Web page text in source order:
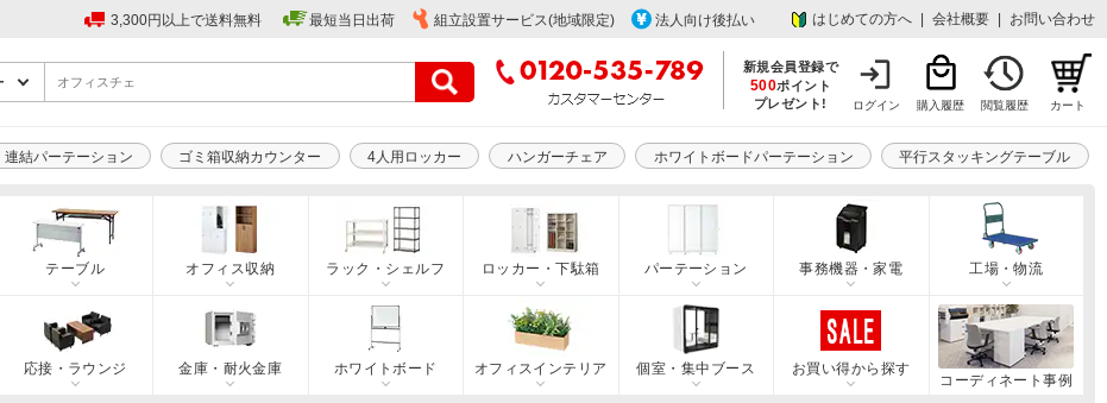
3,300円以上で送料無料 最短当日出荷 組立設置サービス(地域限定) 法人向け後払い はじめての方へ 会社概要 お問い合わせ
新規会員登録で
500ポイント
プレゼント!
ログイン 購入履歴 閲覧履歴 カート
連結パーテーション ゴミ箱収納カウンター 4人用ロッカー ハンガーチェア ホワイトボードパーテーション 平行スタッキングテーブル
テーブル オフィス収納 ラック・シェルフ ロッカー・下駄箱 パーテーション 事務機器・家電 工場・物流
応接・ラウンジ 金庫・耐火金庫 ホワイトボード オフィスインテリア 個室・集中ブース
お買い得から探す
コーディネート事例